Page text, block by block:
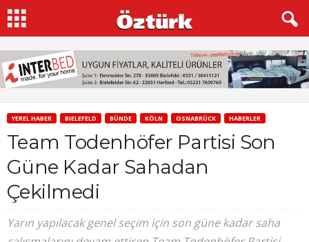
YEREL HABER BIELEFELD BÜNDE KÖLN OSNABRÜCK HABERLER
Team Todenhöfer Partisi Son
Güne Kadar Sahadan
Çekilmedi
Yarın yapılacak genel seçim için son güne kadar saha